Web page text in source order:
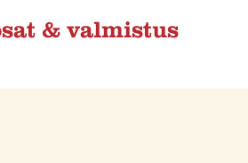
& valmistus